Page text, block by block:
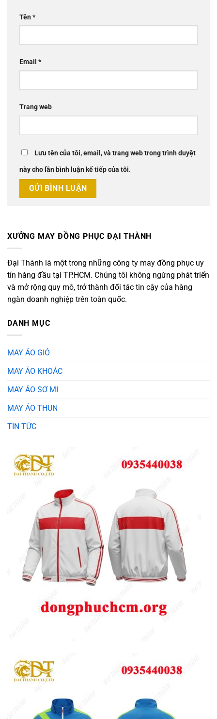
Tên*
Email *
Trang web
Lưu tên của tôi, email, và trang web trong trình duyệt
này cho lần bình luận kế tiếp của tôi.
XƯỞNG MAY ĐỒNG PHỤC ĐẠI THÀNH
Đại Thành là một trong những công ty may đồng phục uy
tín hàng đầu tại TP.HCM. Chúng tôi không ngừng phát triển
và mở rộng quy mô, trở thành đối tác tin cậy của hàng
ngàn doanh nghiệp trên toàn quốc.
DANH MỤC
MAY ÁO GIÓ
MAY ÁO KHOÁC
MAY ÁO SƠ MI
MAY ÁO THUN
TIN TỨC